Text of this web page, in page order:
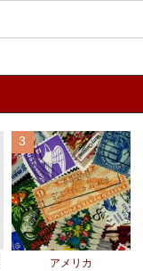
3
アメリカ